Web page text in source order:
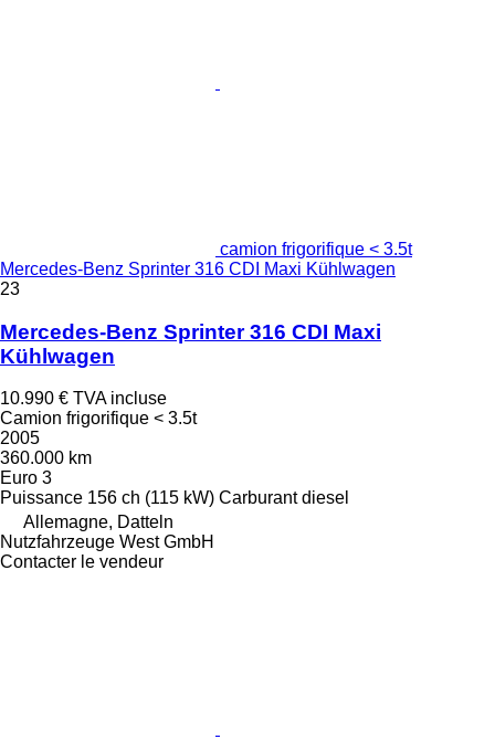
camion frigorifique < 3.5t
Mercedes-Benz Sprinter 316 CDI Maxi Kühlwagen
23
Mercedes-Benz Sprinter 316 CDI Maxi
Kühlwagen
10.990 € TVA incluse
Camion frigorifique < 3.5t
2005
360.000 km
Euro 3
Puissance 156 ch (115 kW) Carburant diesel
Allemagne, Datteln
Nutzfahrzeuge West GmbH
Contacter le vendeur